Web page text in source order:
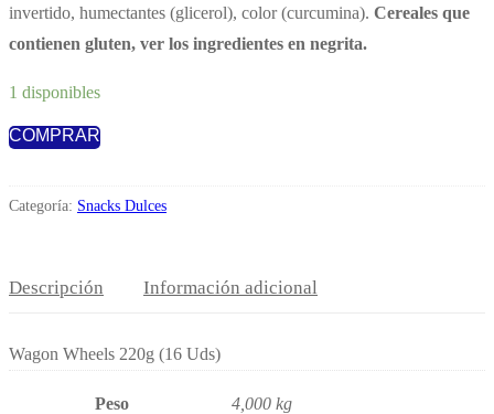
invertido, humectantes (glicerol), color (curcumina). Cereales que
contienen gluten, ver los ingredientes en negrita.
1 disponibles
Wagon
228.6g
cantidad
COMPRAR
Categoría: Snacks Dulces
Descripción Información adicional
Wagon Wheels 220g (16 Uds)
Peso 4,000 kg